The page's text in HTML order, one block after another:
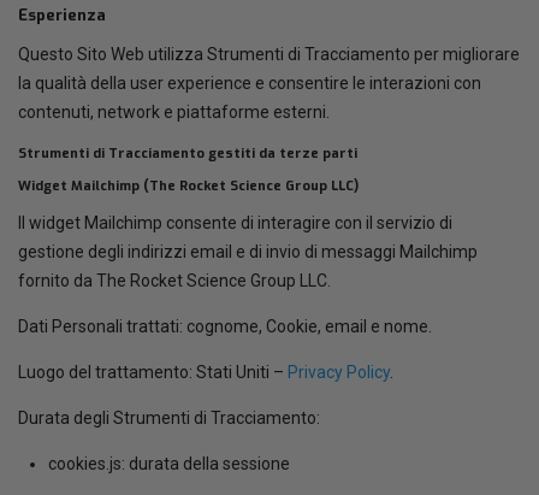
Esperienza
Questo Sito Web utilizza Strumenti di Tracciamento per migliorare
la qualità della user experience e consentire le interazioni con
contenuti, network e piattaforme esterni.
Strumenti di Tracciamento gestiti da terze parti
Widget Mailchimp (The Rocket Science Group LLC)
Il widget Mailchimp consente di interagire con il servizio di
gestione degli indirizzi email e di invio di messaggi Mailchimp
fornito da The Rocket Science Group LLC.
Dati Personali trattati: cognome, Cookie, email e nome.
Luogo del trattamento: Stati Uniti – Privacy Policy.
Durata degli Strumenti di Tracciamento:
cookies.js: durata della sessione